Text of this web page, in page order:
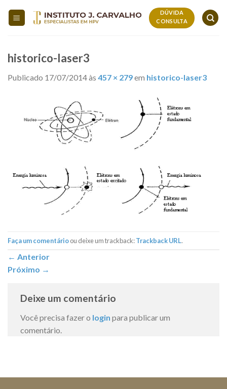
DÚVIDA
CONSULTA
historico-laser3
Publicado 17/07/2014às 457 × 279em historico-laser3
Faça um comentárioou deixe um trackback:Trackback URL.
← Anterior
Próximo →
Deixe um comentário
Você precisa fazer o login para publicar um
comentário.